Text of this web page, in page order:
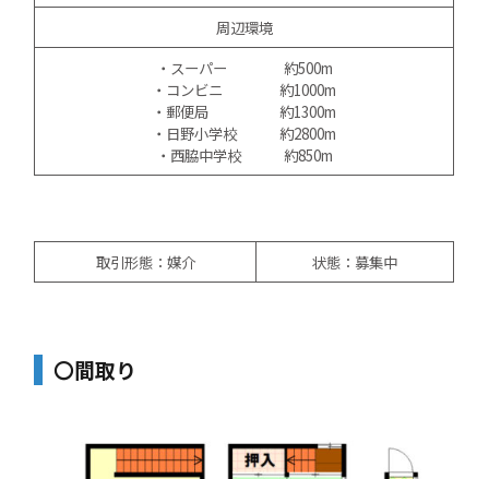
周辺環境
・スーパー 約500m
・コンビニ 約1000m
・郵便局 約1300m
・日野小学校 約2800m
・西脇中学校 約850m
取引形態：媒介 状態：募集中
〇間取り